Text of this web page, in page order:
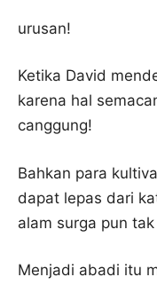
urusan!
Ketika David
karena hal
canggung!
Bahkan para
dapat lepas dari
alam surga pun
Menjadi abadi itu